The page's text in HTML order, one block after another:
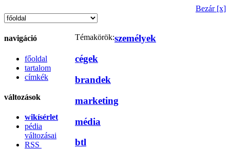
Bezár [x]
navigáció
főoldal
tartalom
címkék
változások
wikísérlet
pédia
változásai
RSS
Témakörök:személyek
cégek
brandek
marketing
média
btl